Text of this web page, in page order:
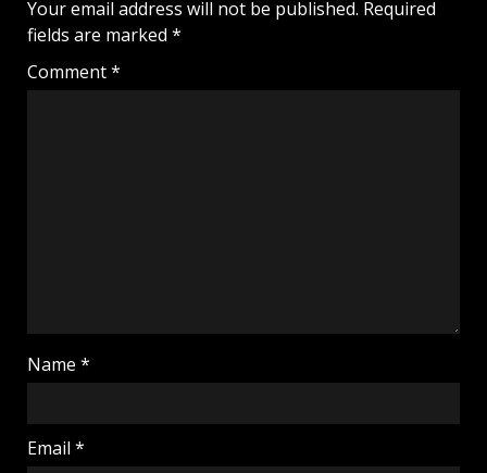
Your email address will not be published. Required
fields are marked *
Comment*
Name *
Email *